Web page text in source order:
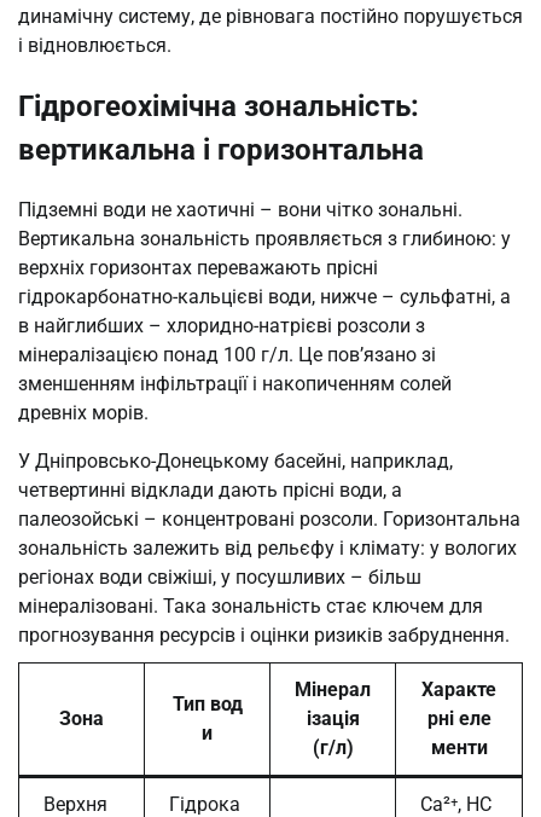
динамічну систему, де рівновага постійно порушується
і відновлюється.
Гідрогеохімічна зональність:
вертикальна і горизонтальна
Підземні води не хаотичні – вони чітко зональні.
Вертикальна зональність проявляється з глибиною: у
верхніх горизонтах переважають прісні
гідрокарбонатно-кальцієві води, нижче – сульфатні, а
в найглибших – хлоридно-натрієві розсоли з
мінералізацією понад 100 г/л. Це пов’язано зі
зменшенням інфільтрації і накопиченням солей
древніх морів.
У Дніпровсько-Донецькому басейні, наприклад,
четвертинні відклади дають прісні води, а
палеозойські – концентровані розсоли. Горизонтальна
зональність залежить від рельєфу і клімату: у вологих
регіонах води свіжіші, у посушливих – більш
мінералізовані. Така зональність стає ключем для
прогнозування ресурсів і оцінки ризиків забруднення.
Зона
Тип вод
и
Мінерал
ізація
(г/л)
Характе
рні еле
менти
Верхня
Гідрока
Ca²⁺, HC